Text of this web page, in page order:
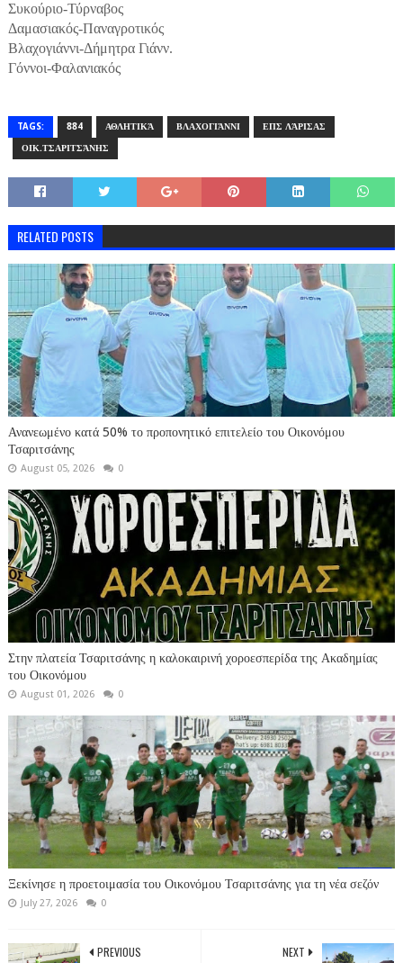
Συκούριο-Τύρναβος
Δαμασιακός-Παναγροτικός
Βλαχογιάννι-Δήμητρα Γιάνν.
Γόννοι-Φαλανιακός
TAGS: 884 ΑΘΛΗΤΙΚΆ ΒΛΑΧΟΓΙΆΝΝΙ ΕΠΣ ΛΆΡΙΣΑΣ
ΟΙΚ.ΤΣΑΡΙΤΣΆΝΗΣ
RELATED POSTS
Ανανεωμένο κατά 50% το προπονητικό επιτελείο του Οικονόμου
Τσαριτσάνης
August 05, 2026 0
Στην πλατεία Τσαριτσάνης η καλοκαιρινή χοροεσπερίδα της Ακαδημίας
του Οικονόμου
August 01, 2026 0
Ξεκίνησε η προετοιμασία του Οικονόμου Τσαριτσάνης για τη νέα σεζόν
July 27, 2026 0
NEXT
PREVIOUS